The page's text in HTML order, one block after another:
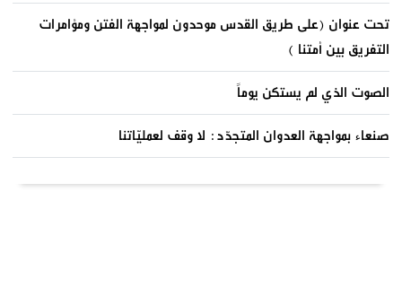
تحت عنوان (على طريق القدس موحدون لمواجهة الفتن ومؤامرات
التفريق بين أمتنا )
الصوت الذي لم يستكن يوماً
صنعاء بمواجهة العدوان المتجدّد: لا وقف لعمليّاتنا